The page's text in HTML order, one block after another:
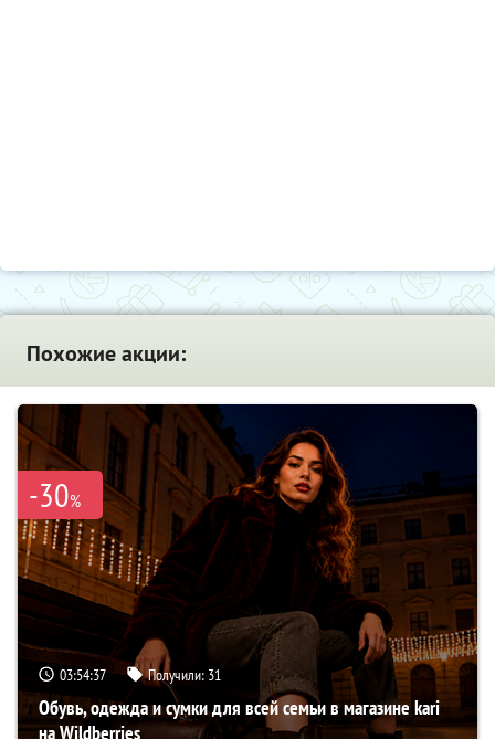
Похожие акции:
-30%
03:54:36 Получили: 31
Обувь, одежда и сумки для всей семьи в магазине kari
на Wildberries